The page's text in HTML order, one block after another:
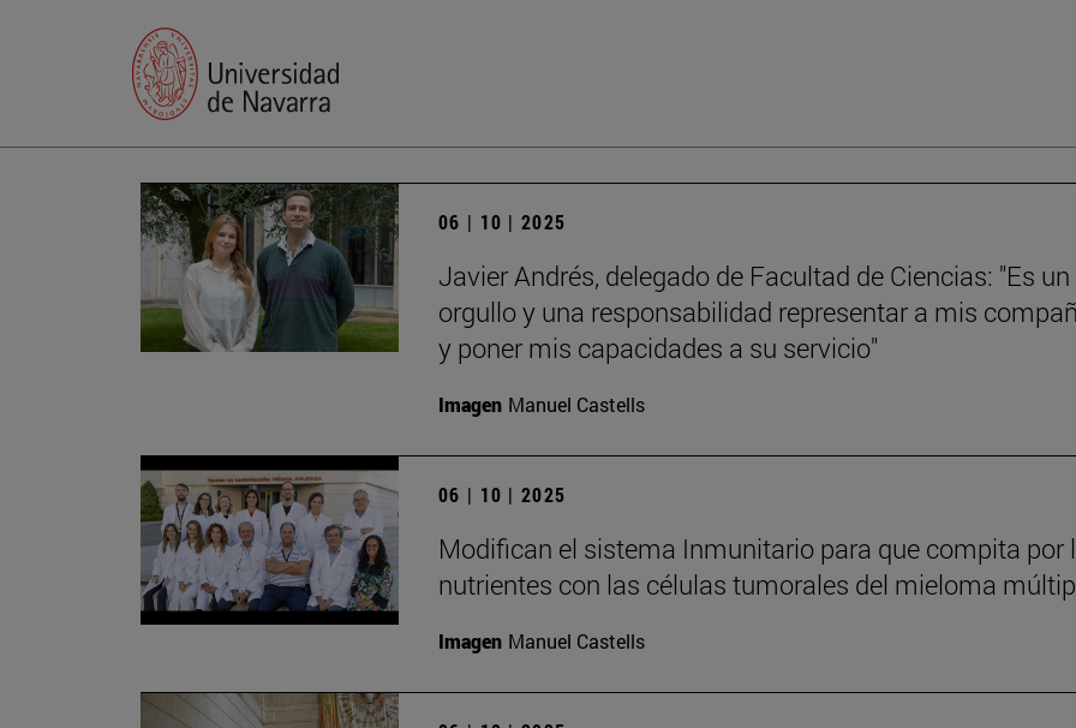
06 | 10 | 2025
Javier Andrés, delegado de Facultad de Ciencias: "Es un
orgullo y una responsabilidad representar a mis
y poner mis capacidades a su servicio"
Imagen Manuel Castells
06 | 10 | 2025
Modifican el sistema Inmunitario para que compita por
nutrientes con las células tumorales del mieloma
Imagen Manuel Castells